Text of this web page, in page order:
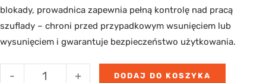
blokady, prowadnica zapewnia pełną kontrolę nad pracą
szuflady – chroni przed przypadkowym wsunięciem lub
wysunięciem i gwarantuje bezpieczeństwo użytkowania.
+
- DODAJ DO KOSZYKA